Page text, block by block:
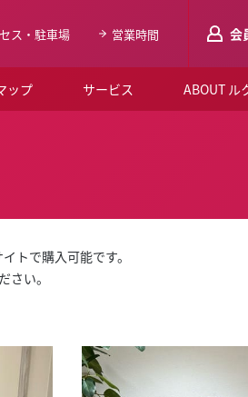
ス・駐車場 営業時間 会
ップ サービス ABOUT ル
LUCUAブライダルク
トで購入可能です。
さい。